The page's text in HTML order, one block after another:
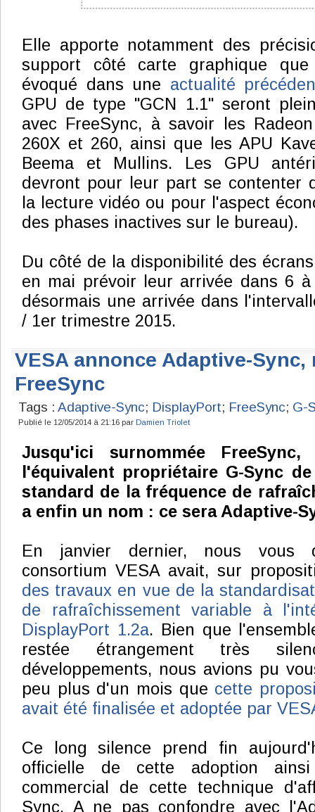
Elle apporte notamment des
support côté carte graphique
évoqué dans une actualité
GPU de type "GCN 1.1" seront
avec FreeSync, à savoir les
260X et 260, ainsi que les APU
Beema et Mullins. Les GPU
devront pour leur part se contenter
la lecture vidéo ou pour l'aspect
des phases inactives sur le bureau).
Du côté de la disponibilité des
en mai prévoir leur arrivée dans 6
désormais une arrivée dans
/ 1er trimestre 2015.
VESA annonce Adaptive-
FreeSync
Tags : Adaptive-Sync; DisplayPort; FreeSync; G-
Publié le 12/05/2014 à 21:16 par Damien Triolet
Jusqu'ici surnommée
l'équivalent propriétaire G-Sync
standard de la fréquence de
a enfin un nom : ce sera Adaptive-
En janvier dernier, nous vous
consortium VESA avait, sur
des travaux en vue de la
de rafraîchissement variable à
DisplayPort 1.2a. Bien que
restée étrangement très
développements, nous avions pu
peu plus d'un mois que cette
avait été finalisée et adoptée par
Ce long silence prend fin
officielle de cette adoption
commercial de cette technique
Sync. A ne pas confondre avec